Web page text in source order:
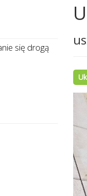
się drogą